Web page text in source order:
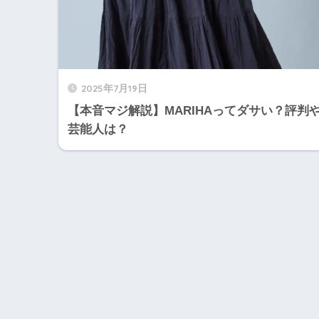
2025年7月19日
【本音マジ解説】MARIHAってダサい？評判
芸能人は？